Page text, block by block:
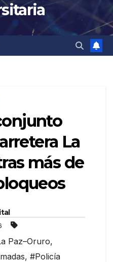
La
más de
Paz–Oruro,
, #Policía